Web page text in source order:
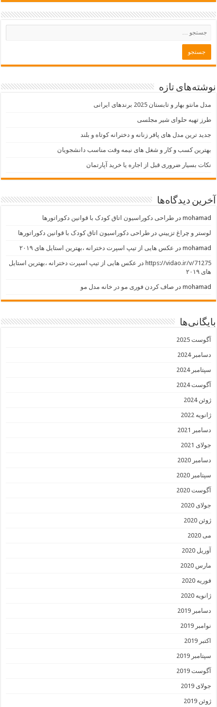
نوشته‌های تازه
مدل مانتو بهار و تابستان 2025 برندهای ایرانی
طرز تهیه حلوای شیر مجلسی
جدید ترین مدل های پافر زنانه و دخترانه کوتاه و بلند
بهترین کسب و کار و شغل های نیمه وقت مناسب دانشجویان
نکات بسیار ضروری قبل از اجاره یا خرید آپارتمان
آخرین دیدگاه‌ها
mohamad درطراحی دکوراسیون اتاق کودک با قوانین دکوراتورها
لوستر و چراغ تزييني درطراحی دکوراسیون اتاق کودک با قوانین دکوراتورها
mohamad در عکس هایی از تیپ اسپرت دخترانه ،بهترین استایل های ۲۰۱۹
https://vidao.ir/v/71275 در عکس هایی از تیپ اسپرت دخترانه ،بهترین استایل
های ۲۰۱۹
mohamad در صاف کردن فوری مو در خانه مدل مو
بایگانی‌ها
آگوست 2025
دسامبر 2024
سپتامبر 2024
آگوست 2024
ژوئن 2024
ژانویه 2022
دسامبر 2021
جولای 2021
دسامبر 2020
سپتامبر 2020
آگوست 2020
جولای 2020
ژوئن 2020
می 2020
آوریل 2020
مارس 2020
فوریه 2020
ژانویه 2020
دسامبر 2019
نوامبر 2019
اکتبر 2019
سپتامبر 2019
آگوست 2019
جولای 2019
ژوئن 2019